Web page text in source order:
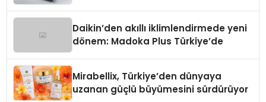
Daikin’den akıllı iklimlendirmede yeni
dönem: Madoka Plus Türkiye’de
Mirabellix, Türkiye’den dünyaya
uzanan güçlü büyümesini sürdürüyor